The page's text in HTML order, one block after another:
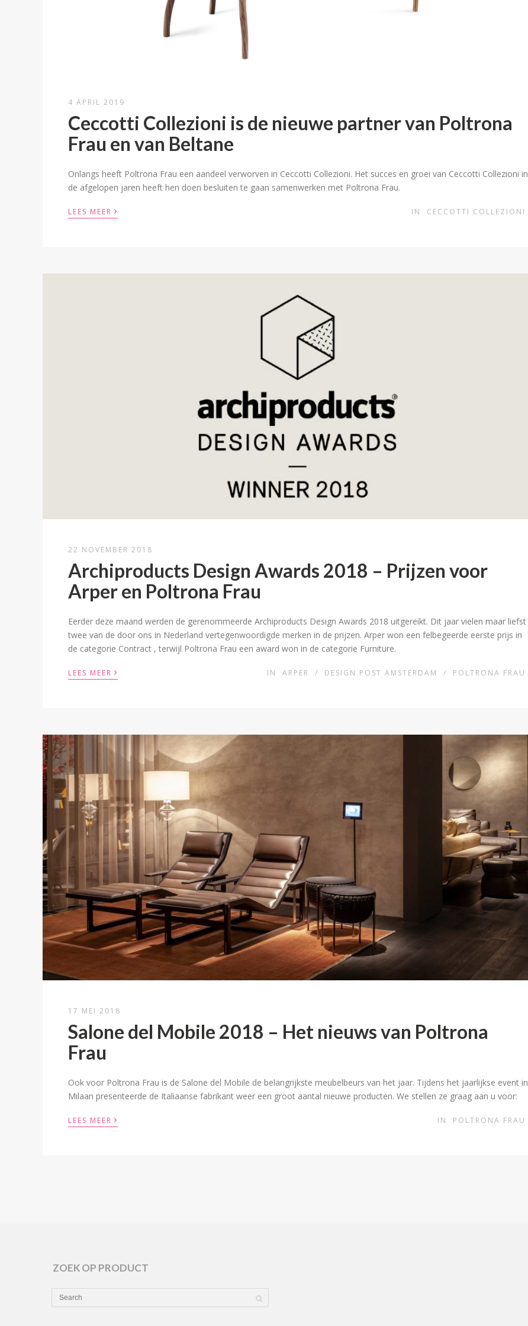
4 APRIL 2019
Ceccotti Collezioni is de nieuwe partner van Poltrona
Frau en van Beltane
Onlangs heeft Poltrona Frau een aandeel verworven in Ceccotti Collezioni. Het succes en groei van Ceccotti Collezioni in
de afgelopen jaren heeft hen doen besluiten te gaan samenwerken met Poltrona Frau.
LEES MEER › IN CECCOTTI COLLEZIONI
22 NOVEMBER 2018
Archiproducts Design Awards 2018 – Prijzen voor
Arper en Poltrona Frau
Eerder deze maand werden de gerenommeerde Archiproducts Design Awards 2018 uitgereikt. Dit jaar vielen maar liefst
twee van de door ons in Nederland vertegenwoordigde merken in de prijzen. Arper won een felbegeerde eerste prijs in
de categorie Contract , terwijl Poltrona Frau een award won in de categorie Furniture.
LEES MEER › IN ARPER / DESIGN POST AMSTERDAM / POLTRONA FRAU
17 MEI 2018
Salone del Mobile 2018 – Het nieuws van Poltrona
Frau
Ook voor Poltrona Frau is de Salone del Mobile de belangrijkste meubelbeurs van het jaar. Tijdens het jaarlijkse event in
Milaan presenteerde de Italiaanse fabrikant weer een groot aantal nieuwe producten. We stellen ze graag aan u voor:
LEES MEER › IN POLTRONA FRAU
ZOEK OP PRODUCT